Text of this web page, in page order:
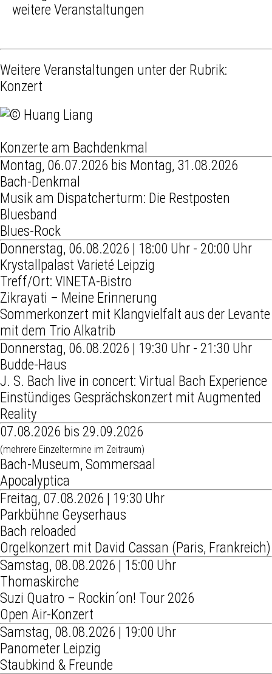
weitere Veranstaltungen
Weitere Veranstaltungen unter der Rubrik:
Konzert
Konzerte am Bachdenkmal
Montag, 06.07.2026 bis Montag, 31.08.2026
Bach-Denkmal
Musik am Dispatcherturm: Die Restposten
Bluesband
Blues-Rock
Donnerstag, 06.08.2026 | 18:00 Uhr - 20:00 Uhr
Krystallpalast Varieté Leipzig
Treff/Ort: VINETA-Bistro
Zikrayati – Meine Erinnerung
Sommerkonzert mit Klangvielfalt aus der Levante
mit dem Trio Alkatrib
Donnerstag, 06.08.2026 | 19:30 Uhr - 21:30 Uhr
Budde-Haus
J. S. Bach live in concert: Virtual Bach Experience
Einstündiges Gesprächskonzert mit Augmented
Reality
07.08.2026 bis 29.09.2026
(mehrere Einzeltermine im Zeitraum)
Bach-Museum, Sommersaal
Apocalyptica
Freitag, 07.08.2026 | 19:30 Uhr
Parkbühne Geyserhaus
Bach reloaded
Orgelkonzert mit David Cassan (Paris, Frankreich)
Samstag, 08.08.2026 | 15:00 Uhr
Thomaskirche
Suzi Quatro – Rockin´on! Tour 2026
Open Air-Konzert
Samstag, 08.08.2026 | 19:00 Uhr
Panometer Leipzig
Staubkind & Freunde